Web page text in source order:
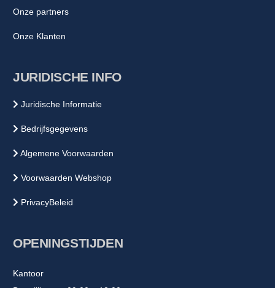
Onze partners
Onze Klanten
JURIDISCHE INFO
Juridische Informatie
Bedrijfsgegevens
Algemene Voorwaarden
Voorwaarden Webshop
PrivacyBeleid
OPENINGSTIJDEN
Kantoor